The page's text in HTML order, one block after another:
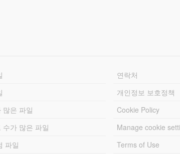
많은 파일
수가 많은 파일
파일
연락처
개인정보 보호정책
Cookie Policy
Manage cookie
Terms of Use